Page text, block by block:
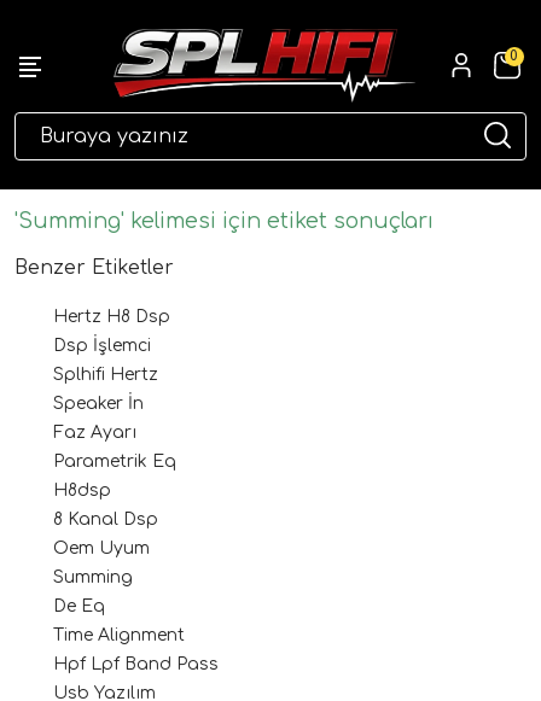
0
'Summing' kelimesi için etiket sonuçları
Benzer Etiketler
Hertz H8 Dsp
Dsp İşlemci
Splhifi Hertz
Speaker İn
Faz Ayarı
Parametrik Eq
H8dsp
8 Kanal Dsp
Oem Uyum
Summing
De Eq
Time Alignment
Hpf Lpf Band Pass
Usb Yazılım